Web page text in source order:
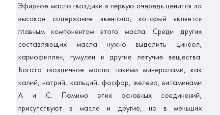
Эфирное масло гвоздики в первую очередь ценится за
высокое содержание эвенгола, который является
главным компонентом этого масла. Среди других
составляющих масла нужно выделить цинеол,
кариофиллен, гумулен и другие летучие вещества.
Богата гвоздичное масло такими минералами, как
калий, натрий, кальций, фосфор, железо, витаминами
А и С. Помимо этих основных соединений,
присутствуют в масле и другие, но в меньших